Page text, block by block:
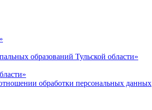
образований Тульской области»
обработки персональных данных